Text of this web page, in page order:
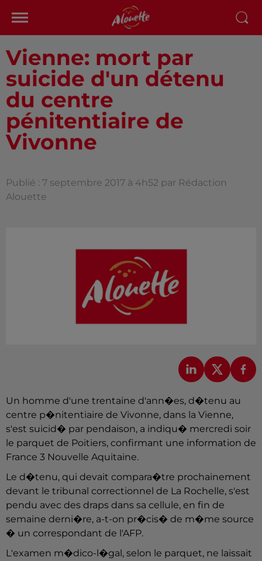
Vienne: mort par
suicide d'un détenu
du centre
pénitentiaire de
Vivonne
Publié : 7 septembre 2017 à 4h52 par Rédaction
Alouette
Un homme d'une trentaine d'ann�es, d�tenu au
centre p�nitentiaire de Vivonne, dans la Vienne,
s'est suicid� par pendaison, a indiqu� mercredi soir
le parquet de Poitiers, confirmant une information de
France 3 Nouvelle Aquitaine.
Le d�tenu, qui devait compara�tre prochainement
devant le tribunal correctionnel de La Rochelle, s'est
pendu avec des draps dans sa cellule, en fin de
semaine derni�re, a-t-on pr�cis� de m�me source
� un correspondant de l'AFP.
L'examen m�dico-l�gal, selon le parquet, ne laissait